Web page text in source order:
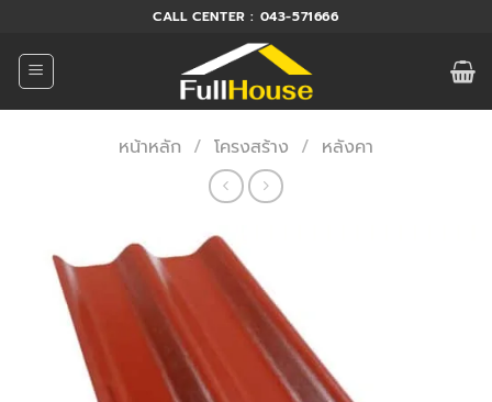
ยัง
เนื้อหา
CALL CENTER : 043-571666
หน้าหลัก / โครงสร้าง / หลังคา